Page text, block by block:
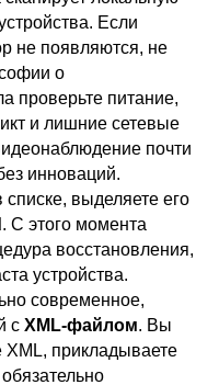
Если
не появляются, не
о
проверьте питание,
и лишние сетевые
почти
инноваций.
выделяете его
. С этого момента
восстановления,
устройства.
современное,
с XML-файлом. Вы
XML, прикладываете